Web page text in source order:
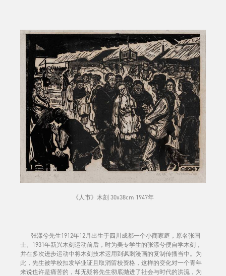
《人市》木刻 30x38cm 1947年
张漾兮先生1912年12月出生于四川成都一个小商家庭，原名张国
士。1931年新兴木刻运动前后，时为美专学生的张漾兮便自学木刻，
并在多次进步运动中将木刻技术运用到讽刺漫画的复制传播当中。为
此，先生被学校扣发毕业证且取消留校资格，这样的变化对一个青年
来说也许是痛苦的，却无疑将先生彻底抛进了社会与时代的洪流，为